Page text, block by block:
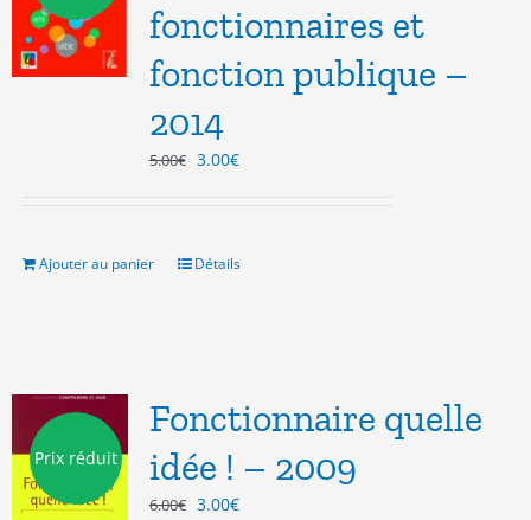
fonctionnaires et
fonction publique –
2014
5.00€ Le
5.00€.
3.00€Le
3.00€.
Ajouter au panier Détails
Prix réduit
Fonctionnaire quelle
idée ! – 2009
6.00€ Le
3.00€Le